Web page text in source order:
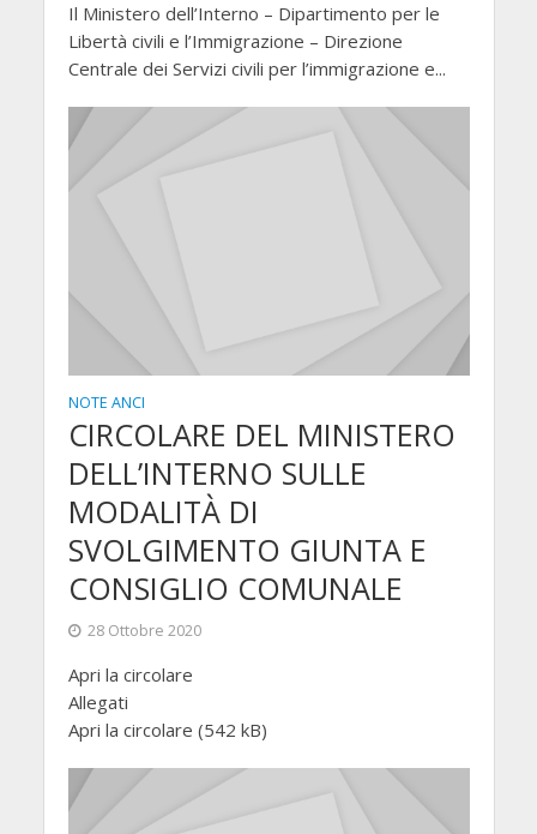
Il Ministero dell’Interno – Dipartimento per le
Libertà civili e l’Immigrazione – Direzione
Centrale dei Servizi civili per l’immigrazione e...
NOTE ANCI
CIRCOLARE DEL MINISTERO
DELL’INTERNO SULLE
MODALITÀ DI
SVOLGIMENTO GIUNTA E
CONSIGLIO COMUNALE
28 Ottobre 2020
Apri la circolare
Allegati
Apri la circolare (542 kB)